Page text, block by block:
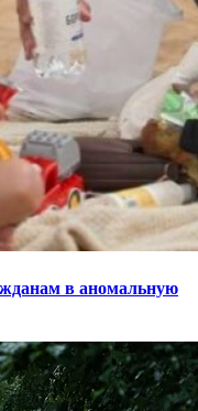
в аномальную